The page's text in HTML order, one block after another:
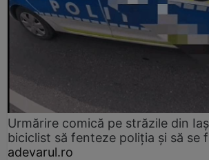
Urmărire comică pe străzile din
biciclist să fenteze poliția și să se
adevarul.ro